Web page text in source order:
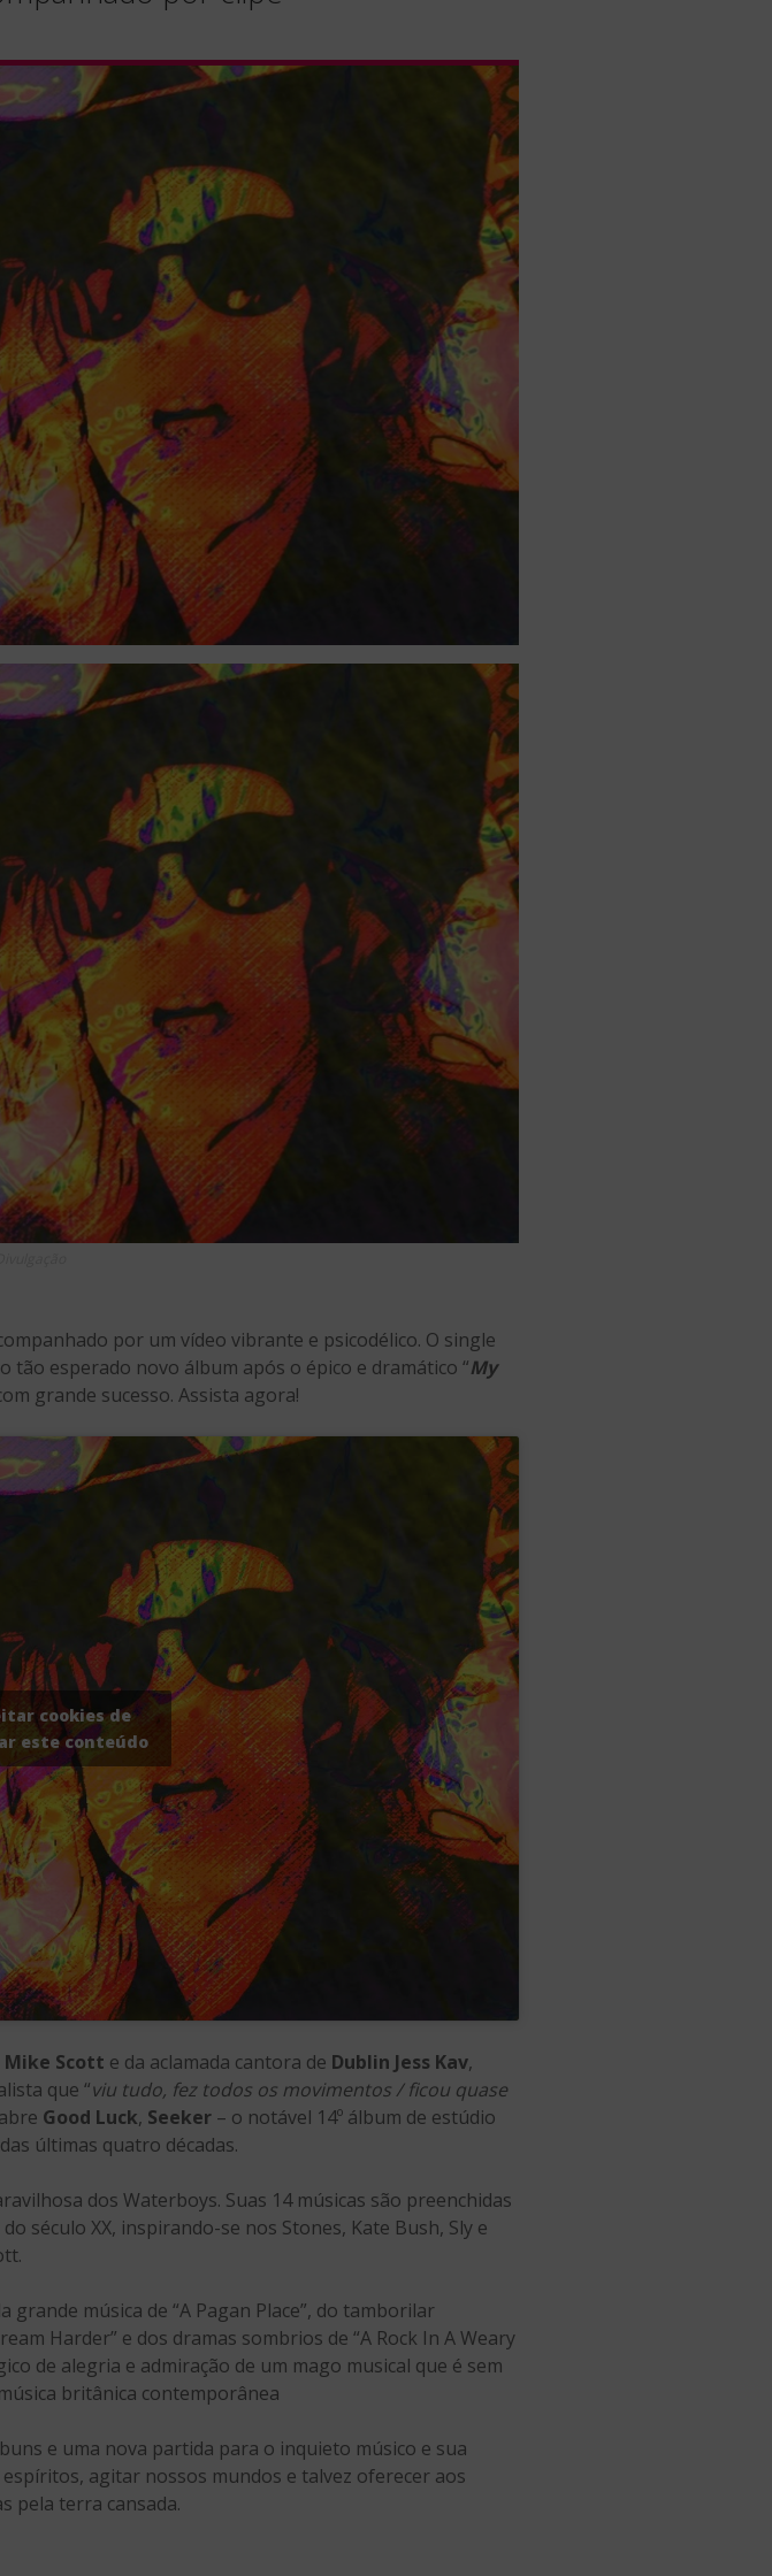
por um vídeo vibrante e psicodélico. O single
tão esperado novo álbum após o épico e dramático “My
grande sucesso. Assista agora!
cookies de
este conteúdo
Mike Scott e da aclamada cantora de Dublin Jess Kav,
que “viu tudo, fez todos os movimentos / ficou quase
Good Luck, Seeker – o notável 14º álbum de estúdio
últimas quatro décadas.
dos Waterboys. Suas 14 músicas são preenchidas
século XX, inspirando-se nos Stones, Kate Bush, Sly e
música de “A Pagan Place”, do tamborilar
Harder” e dos dramas sombrios de “A Rock In A Weary
de alegria e admiração de um mago musical que é sem
britânica contemporânea
e uma nova partida para o inquieto músico e sua
agitar nossos mundos e talvez oferecer aos
pela terra cansada.